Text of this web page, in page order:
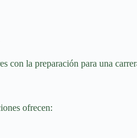
con la preparación para una
ofrecen: